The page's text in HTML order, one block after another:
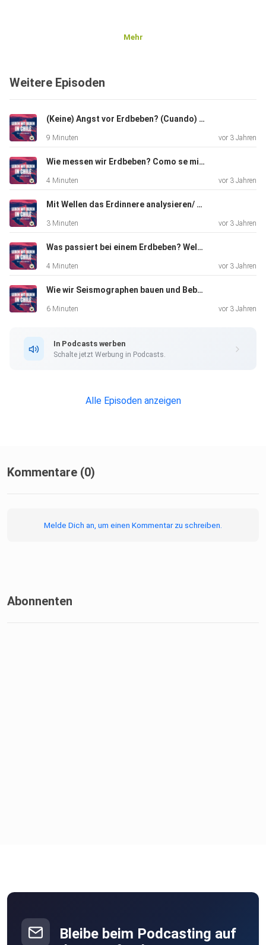
Mehr
Weitere Episoden
(Keine) Angst vor Erdbeben? (Cuando) se van a acabar los sismos?
9 Minuten vor 3 Jahren
Wie messen wir Erdbeben? Como se miden los sismos? Richter & Mercalli!
4 Minuten vor 3 Jahren
Mit Wellen das Erdinnere analysieren/ Las ondas y el centro de la tierra
3 Minuten vor 3 Jahren
Was passiert bei einem Erdbeben? Welche Wellen entstehen?
4 Minuten vor 3 Jahren
Wie wir Seismographen bauen und Beben messen
6 Minuten vor 3 Jahren
In Podcasts werben
Schalte jetzt Werbung in Podcasts.
Alle Episoden anzeigen
Kommentare (0)
Melde Dich an, um einen Kommentar zu schreiben.
Abonnenten
Bleibe beim Podcasting auf